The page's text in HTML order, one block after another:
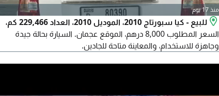
منذ 17 يوم
للبيع - كيا سبورتاج 2010، الموديل 2010، العداد 229,466 كم،
السعر المطلوب 8,000 درهم، الموقع عجمان. السيارة بحالة جيدة
وجاهزة للاستخدام، والمعاينة متاحة للجادين.